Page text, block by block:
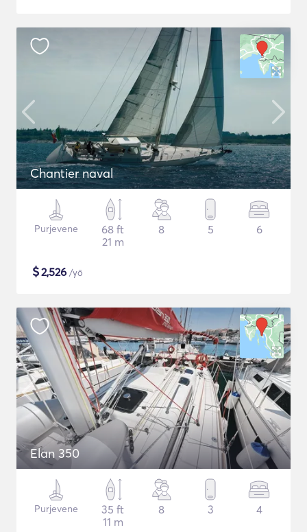
Chantier naval
Purjevene
68 ft
21 m
8 5 6
$2,526 /yö
Elan 350
Purjevene
35 ft
11 m
8 3 4